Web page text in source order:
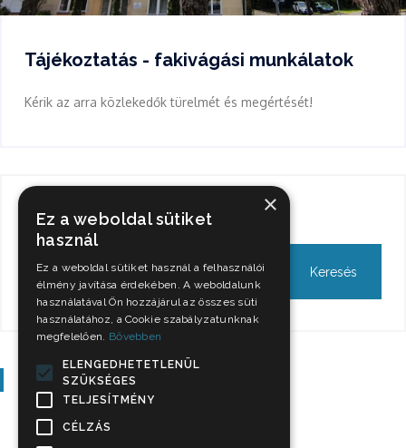
Tájékoztatás - fakivágási munkálatok
Kérik az arra közlekedők türelmét és megértését!
Keresés
Szavazás
×
Ez a weboldal sütiket
használ
Ez a weboldal sütiket használ a felhasználói
élmény javítása érdekében. A weboldalunk
használatával Ön hozzájárul az összes süti
használatához, a Cookie szabályzatunknak
megfelelően. Bővebben
ELENGEDHETETLENÜL
SZÜKSÉGES
TELJESÍTMÉNY
CÉLZÁS